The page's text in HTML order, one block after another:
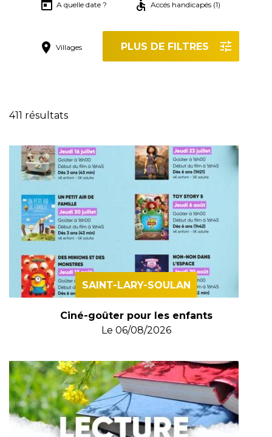
A quelle date ? Accés handicapés (1)
Villages PLUS DE FILTRES
411 résultats
SAINT-LARY-SOULAN
Ciné-goûter pour les enfants
Le 06/08/2026